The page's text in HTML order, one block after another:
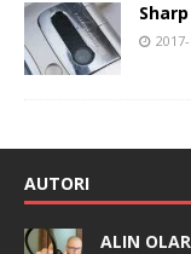
AUTORI
ALIN